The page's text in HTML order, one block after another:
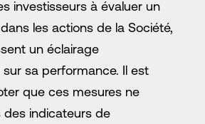
investisseurs à évaluer un
les actions de la Société,
un éclairage
sa performance. Il est
que ces mesures ne
indicateurs de